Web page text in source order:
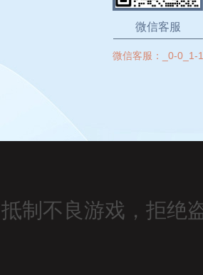
微信客服
微信客服： _0-0_1-1
抵制不良游戏，拒绝